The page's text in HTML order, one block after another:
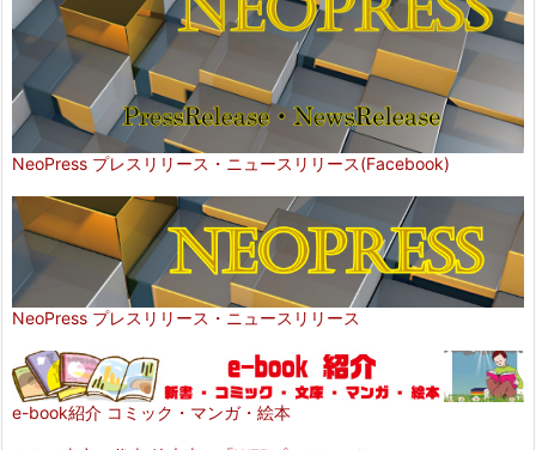
NeoPress プレスリリース・ニュースリリース(Facebook)
NeoPress プレスリリース・ニュースリリース
e-book紹介 コミック・マンガ・絵本